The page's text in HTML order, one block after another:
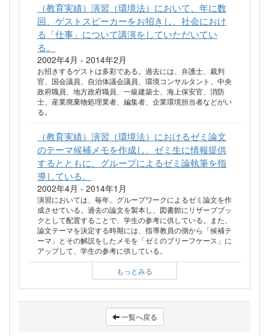
（教育実績）演習（環境法）において、年に数
回、ゲストスピーカーをお招きし、社会におけ
る「仕事」について講演をしていただいてい
る。
2002年4月 - 2014年2月
お招きするゲストは多彩である。過去には、弁護士、裁判
官、国会議員、自治体議会議員、環境コンサルタント、中央
政府職員、地方政府職員、一級建築士、海上保安官、消防
士、産業廃棄物処理業者、編集者、企業環境担当者などがい
る。
（教育実績）演習（環境法）におけるゼミ論文
のテーマ候補メモを作成し、ゼミ生に情報提供
するとともに、グループによるゼミ論執筆を指
導している。
2002年4月 - 2014年1月
演習においては、毎年、グループワークによるゼミ論文を作
成させている。過去の論文を製本し、図書館にリザーブブッ
クとして配置することで、学生の参考に供している。また、
論文テーマを決定する時期には、指導教員の側から「候補テ
ーマ」とその解説をしたメモを「ゼミのブリーフケース」に
アップして、学生の参考に供している。
もっとみる
一覧へ戻る